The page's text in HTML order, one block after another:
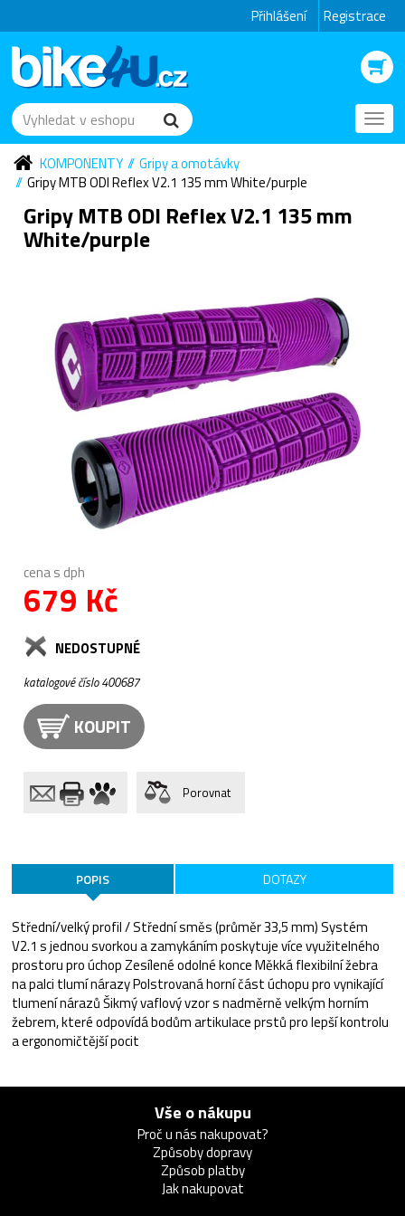
Přihlášení Registrace
KOMPONENTY
Gripy a omotávky
Gripy MTB ODI Reflex V2.1 135 mm White/purple
Gripy MTB ODI Reflex V2.1 135 mm
White/purple
cena s dph
679 Kč
NEDOSTUPNÉ
katalogové číslo 400687
KOUPIT
Porovnat
POPIS DOTAZY
Střední/velký profil / Střední směs (průměr 33,5 mm) Systém
V2.1 s jednou svorkou a zamykáním poskytuje více využitelného
prostoru pro úchop Zesílené odolné konce Měkká flexibilní žebra
na palci tlumí nárazy Polstrovaná horní část úchopu pro vynikající
tlumení nárazů Šikmý vaflový vzor s nadměrně velkým horním
žebrem, které odpovídá bodům artikulace prstů pro lepší kontrolu
a ergonomičtější pocit
Vše o nákupu
Proč u nás nakupovat?
Způsoby dopravy
Způsob platby
Jak nakupovat